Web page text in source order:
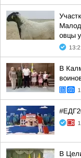
овцы
В
В